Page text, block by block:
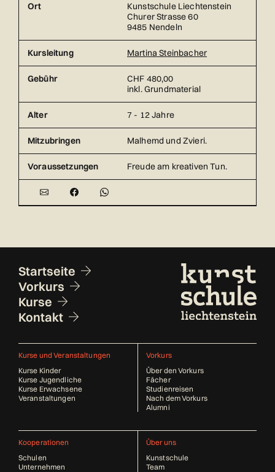
Ort
Kunstschule Liechtenstein
Churer Strasse 60
9485 Nendeln
Kursleitung Martina Steinbacher
Gebühr
CHF 480,00
inkl. Grundmaterial
Alter 7 - 12 Jahre
Mitzubringen Malhemd und Zvieri.
Voraussetzungen Freude am kreativen Tun.
Fusszeile
Startseite
Vorkurs
Kurse
Kontakt
Kurse und Veranstaltungen
Kurse Kinder
Kurse Jugendliche
Kurse Erwachsene
Veranstaltungen
Vorkurs
Über den Vorkurs
Fächer
Studienreisen
Nach dem Vorkurs
Alumni
Kooperationen
Schulen
Unternehmen
Über uns
Kunstschule
Team